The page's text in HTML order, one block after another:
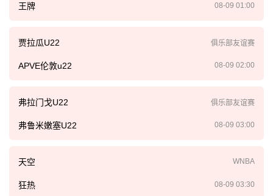
王牌 08-09 01:00
贾拉瓜U22 俱乐部友谊赛
APVE伦敦u22 08-09 02:00
弗拉门戈U22 俱乐部友谊赛
弗鲁米嫩塞U22 08-09 03:00
天空 WNBA
狂热 08-09 03:30